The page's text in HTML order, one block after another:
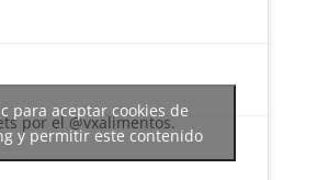
por el @vxalimentos.
para aceptar cookies de
y permitir este contenido